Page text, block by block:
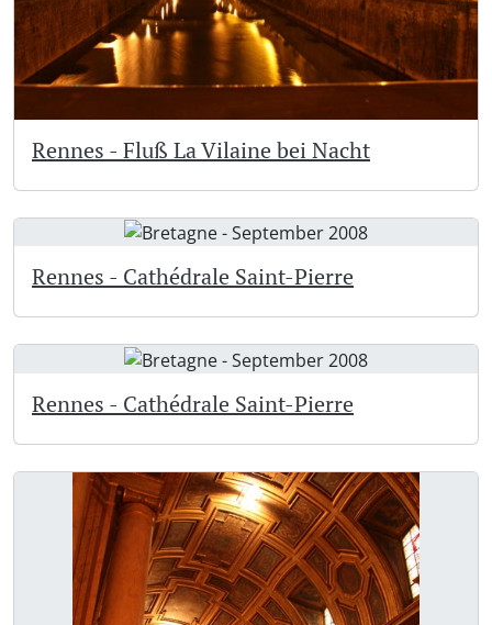
Rennes - Fluß La Vilaine bei Nacht
Rennes - Cathédrale Saint-Pierre
Rennes - Cathédrale Saint-Pierre